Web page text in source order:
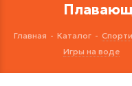
Главная - Каталог -
Игры на воде